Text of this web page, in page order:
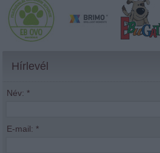
Hírlevél
Név: *
E-mail: *